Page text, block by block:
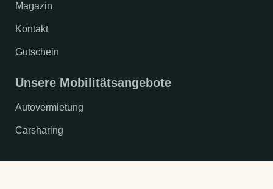
Magazin
Kontakt
Gutschein
Unsere Mobilitätsangebote
Autovermietung
Carsharing